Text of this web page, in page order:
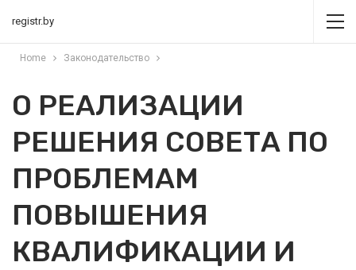
registr.by
Home Законодательство
О РЕАЛИЗАЦИИ
РЕШЕНИЯ СОВЕТА ПО
ПРОБЛЕМАМ
ПОВЫШЕНИЯ
КВАЛИФИКАЦИИ И